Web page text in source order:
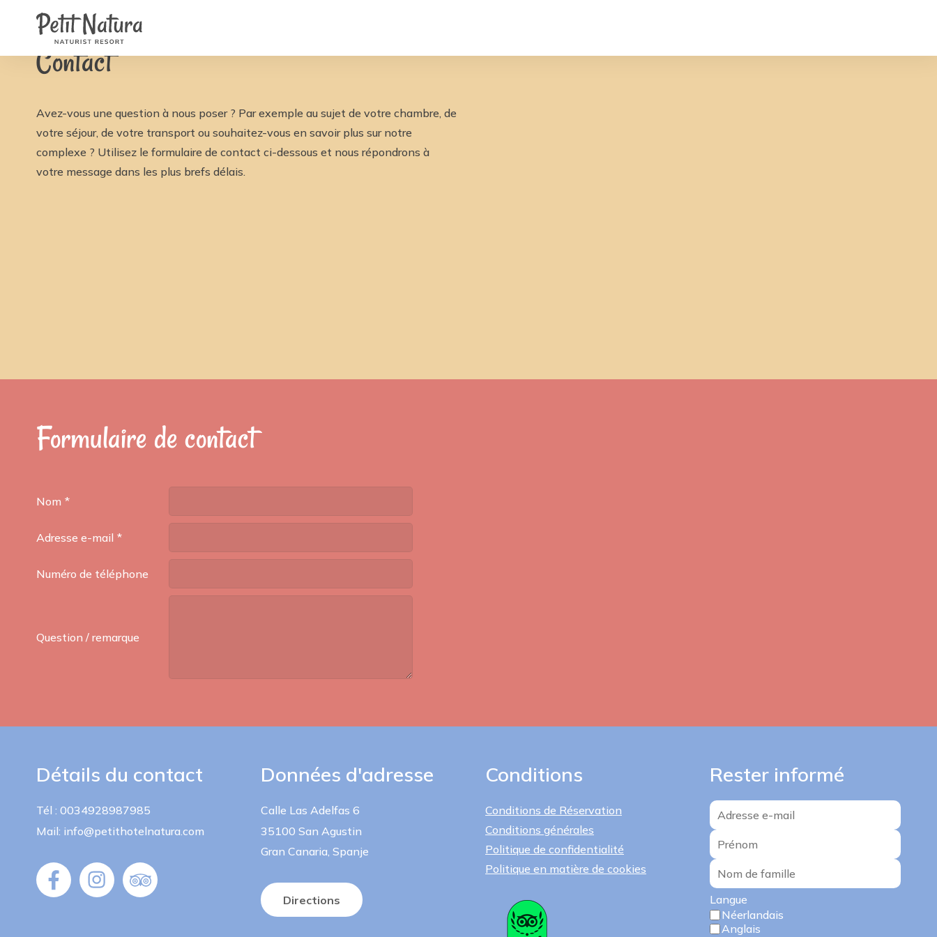
NL
Contact
Avez-vous une question à nous poser ? Par exemple au sujet de votre chambre, de
votre séjour, de votre transport ou souhaitez-vous en savoir plus sur notre
complexe ? Utilisez le formulaire de contact ci-dessous et nous répondrons à
votre message dans les plus brefs délais.
Formulaire de contact
Nom
Adresse e-mail
Numéro de téléphone
Question / remarque
Détails du contact
Tél : 0034928987985
Mail: info@petithotelnatura.com
Données d'adresse
Calle Las Adelfas 6
35100 San Agustin
Gran Canaria, Spanje
Directions
Conditions
Conditions de Réservation
Conditions générales
Politique de confidentialité
Politique en matière de cookies
Rester informé
Langue
Néerlandais
Anglais